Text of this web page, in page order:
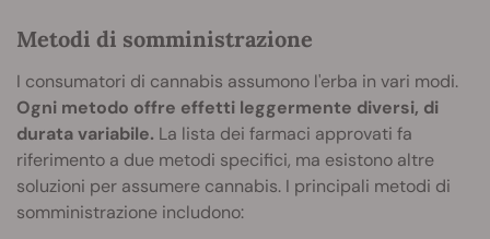
Metodi di somministrazione
I consumatori di cannabis assumono l'erba in vari modi.
Ogni metodo offre effetti leggermente diversi, di
durata variabile. La lista dei farmaci approvati fa
riferimento a due metodi specifici, ma esistono altre
soluzioni per assumere cannabis. I principali metodi di
somministrazione includono: